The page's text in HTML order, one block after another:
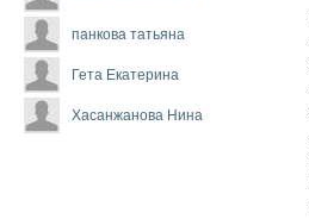
панкова татьяна
Гета Екатерина
Хасанжанова Нина